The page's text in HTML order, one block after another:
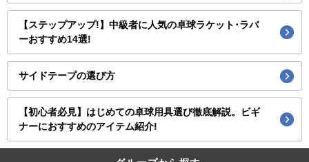
【ステップアップ!】中級者に人気の卓球ラケット･ラバ
ーおすすめ14選!
サイドテープの選び方
【初心者必見】はじめての卓球用具選び徹底解説。ビギ
ナーにおすすめのアイテム紹介!